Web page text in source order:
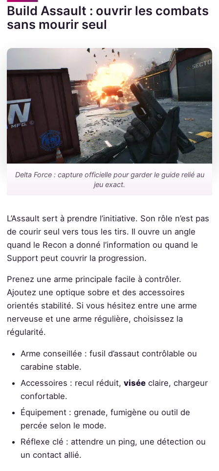
Build Assault : ouvrir les combats
sans mourir seul
Delta Force : capture officielle pour garder le guide relié au
jeu exact.
L’Assault sert à prendre l’initiative. Son rôle n’est pas
de courir seul vers tous les tirs. Il ouvre un angle
quand le Recon a donné l’information ou quand le
Support peut couvrir la progression.
Prenez une arme principale facile à contrôler.
Ajoutez une optique sobre et des accessoires
orientés stabilité. Si vous hésitez entre une arme
nerveuse et une arme régulière, choisissez la
régularité.
Arme conseillée : fusil d’assaut contrôlable ou
carabine stable.
Accessoires : recul réduit,visée claire, chargeur
confortable.
Équipement : grenade, fumigène ou outil de
percée selon le mode.
Réflexe clé : attendre un ping, une détection ou
un contact allié.